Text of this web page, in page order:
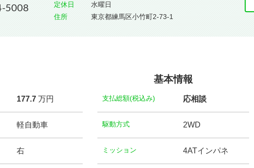
5008
定休⽇
水曜日
住所
東京都練馬区小竹町2-73-1
基本情報
177.7 万円 支払総額(税込み) 応相談
軽自動車 駆動方式 2WD
右 ミッション 4ATインパネ